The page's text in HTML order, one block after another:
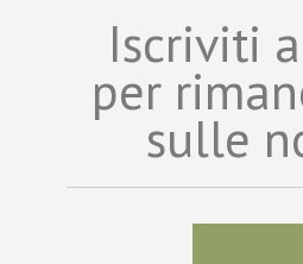
Iscriviti
per
sulle